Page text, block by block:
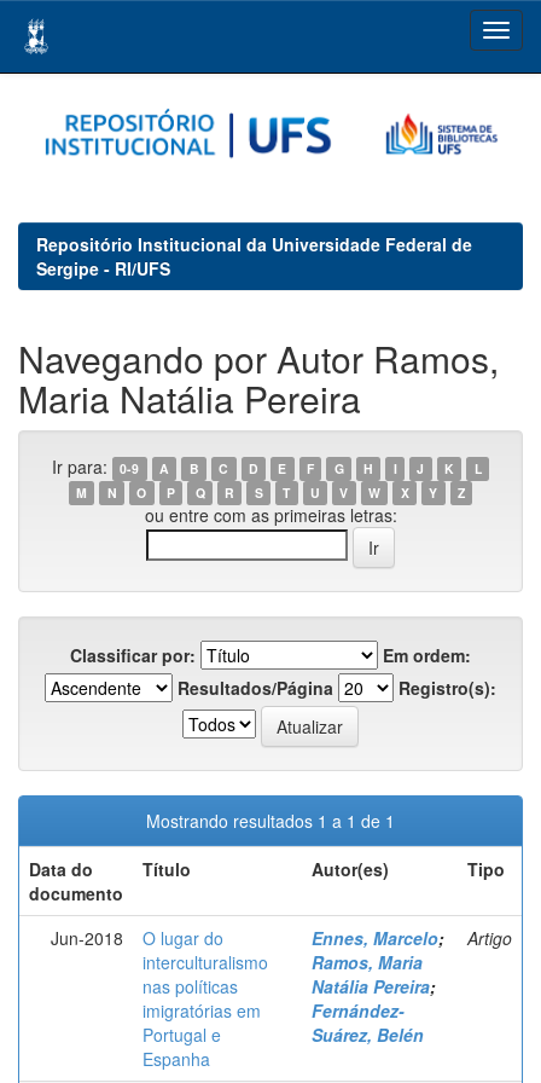
navigation
Repositório Institucional da Universidade Federal de
Sergipe - RI/UFS
Navegando por Autor Ramos,
Maria Natália Pereira
Ir para: 0-9 A B C D E F G H I J K
L
M
N O P Q R S T U V W X Y Z
ou entre com as primeiras letras:
Classificar por:
Em ordem:
Resultados/Página
Registro(s):
Mostrando resultados 1 a 1 de 1
Data do
documento
Título Autor(es) Tipo
Jun-2018
O lugar do
interculturalismo
nas políticas
imigratórias em
Portugal e
Espanha
Ennes, Marcelo;
Ramos, Maria
Natália Pereira;
Fernández-
Suárez, Belén
Artigo